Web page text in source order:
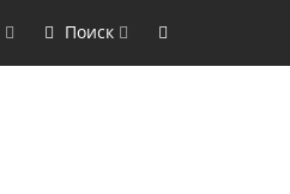
Поиск